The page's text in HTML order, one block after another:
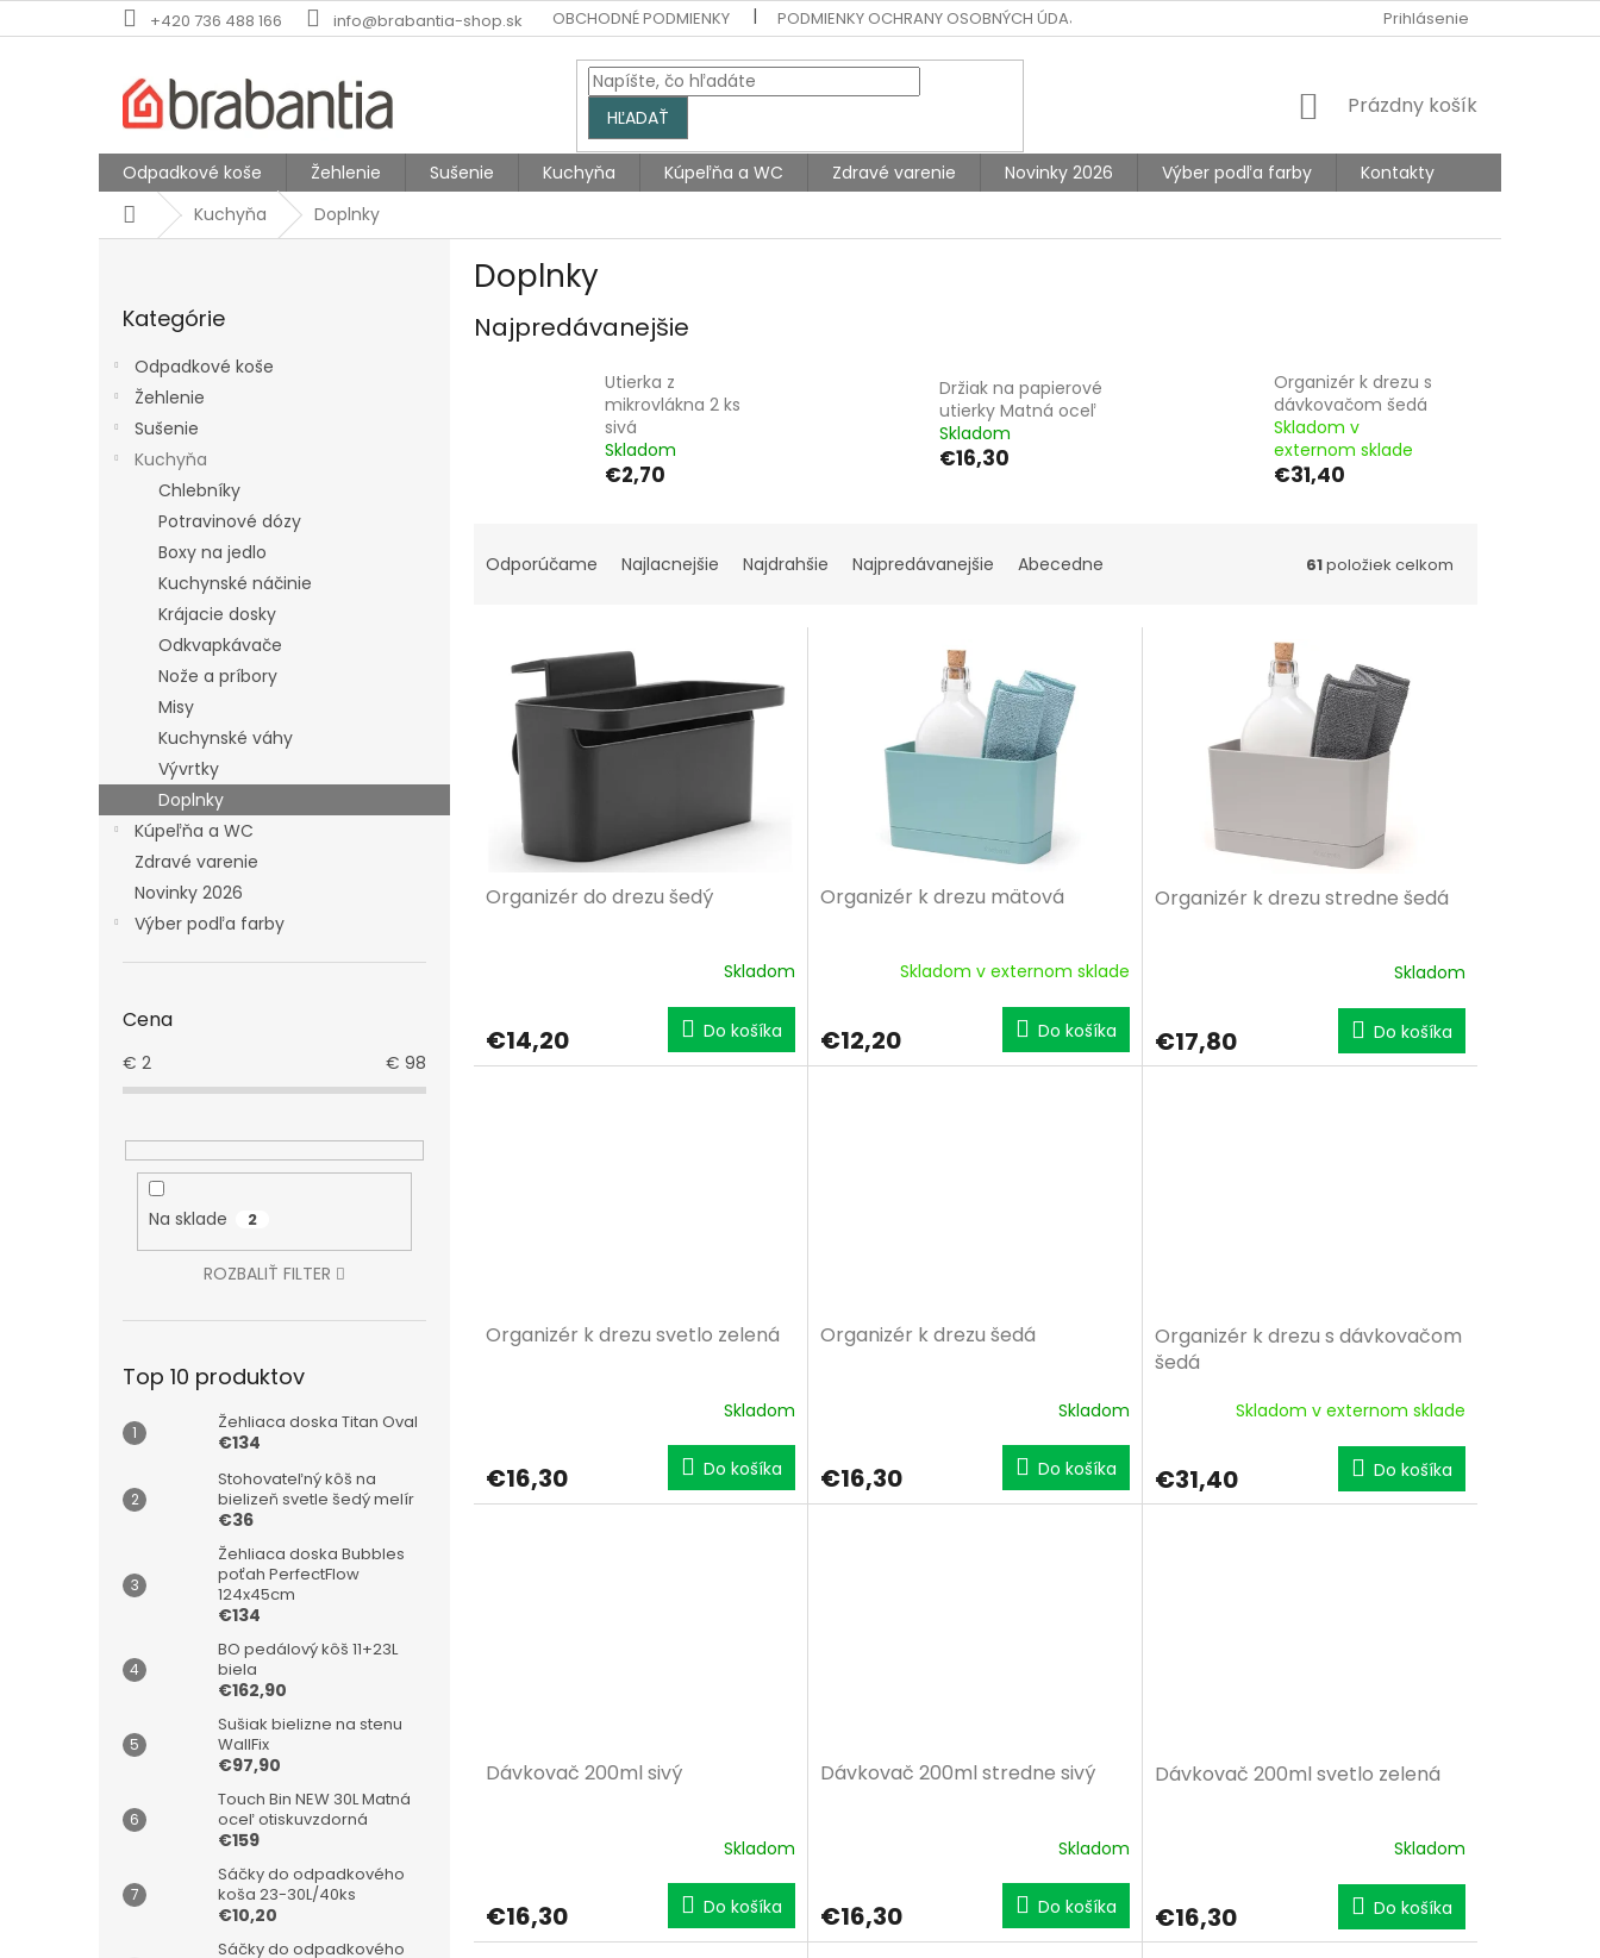
na
+420 736 488 166 info@brabantia-shop.sk OBCHODNÉ PODMIENKY PODMIENKY OCHRANY OSOBNÝCH ÚDAJOV Prihlásenie
HĽADAŤ
NÁKUPNÝ
Prázdny košík
Odpadkové koše Žehlenie Sušenie Kuchyňa Kúpeľňa a WC Zdravé varenie Novinky 2026 Výber podľa farby
Kontakty
DomovKuchyňa Doplnky
kategórie
Kategórie
Odpadkové koše
Žehlenie
Sušenie
Kuchyňa
Chlebníky
Potravinové dózy
Boxy na jedlo
Kuchynské náčinie
Krájacie dosky
Odkvapkávače
Nože a príbory
Misy
Kuchynské váhy
Vývrtky
Doplnky
Kúpeľňa a WC
Zdravé varenie
Novinky 2026
Výber podľa farby
Cena
€ 2 € 98
Na sklade 2
ROZBALIŤ FILTER
Top 10 produktov
Žehliaca doska Titan Oval
€134
Stohovateľný kôš na
bielizeň svetle šedý melír
€36
Žehliaca doska Bubbles
poťah PerfectFlow
124x45cm
€134
BO pedálový kôš 11+23L
biela
€162,90
Sušiak bielizne na stenu
WallFix
€97,90
Touch Bin NEW 30L Matná
oceľ otiskuvzdorná
€159
Sáčky do odpadkového
koša 23-30L/40ks
€10,20
Sáčky do odpadkového
Doplnky
Najpredávanejšie
Utierka z
mikrovlákna 2 ks
sivá
Skladom
€2,70
Držiak na papierové
utierky Matná oceľ
Skladom
€16,30
Organizér k drezu s
dávkovačom šedá
Skladom v
externom sklade
€31,40
a
o
Odporúčame Najlacnejšie Najdrahšie Najpredávanejšie Abecedne 61položiek celkom
Organizér do drezu šedý
Skladom
€14,20 Do košíka
Organizér k drezu mätová
Skladom v externom sklade
€12,20 Do košíka
Organizér k drezu stredne šedá
Skladom
€17,80 Do košíka
Organizér k drezu svetlo zelená
Skladom
€16,30 Do košíka
Organizér k drezu šedá
Skladom
€16,30 Do košíka
Organizér k drezu s dávkovačom
šedá
Skladom v externom sklade
€31,40 Do košíka
Dávkovač 200ml sivý
Skladom
€16,30 Do košíka
Dávkovač 200ml stredne sivý
Skladom
€16,30 Do košíka
Dávkovač 200ml svetlo zelená
Skladom
€16,30 Do košíka